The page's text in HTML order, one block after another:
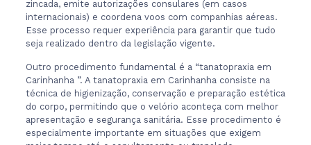
zincada, emite autorizações consulares (em casos
internacionais) e coordena voos com companhias aéreas.
Esse processo requer experiência para garantir que tudo
seja realizado dentro da legislação vigente.
Outro procedimento fundamental é a “tanatopraxia em
Carinhanha ”. A tanatopraxia em Carinhanha consiste na
técnica de higienização, conservação e preparação estética
do corpo, permitindo que o velório aconteça com melhor
apresentação e segurança sanitária. Esse procedimento é
especialmente importante em situações que exigem